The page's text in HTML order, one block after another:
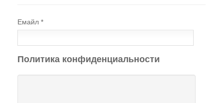
Емайл *
Политика конфиденциальности